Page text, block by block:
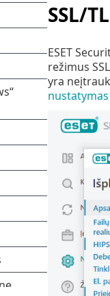
SSL/
ESET
režimus
yra
nustatymas